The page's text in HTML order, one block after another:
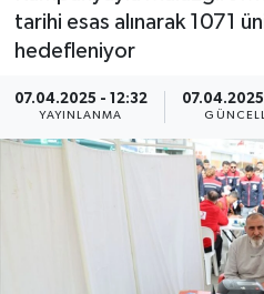
tarihi esas alınarak 1071
hedefleniyor
07.04.2025 - 12:32
YAYINLANMA
ÖZEL HABER
RÖPORTAJLAR
SAĞLIK